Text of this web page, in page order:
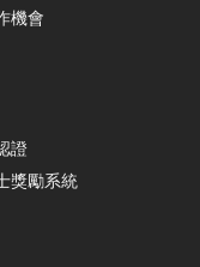
機會
證
獎勵系統